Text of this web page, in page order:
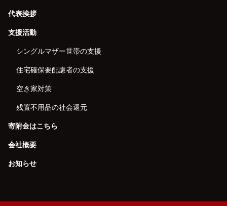
代表挨拶
支援活動
シングルマザー世帯の支援
住宅確保要配慮者の支援
空き家対策
残置不用品の社会還元
寄附金はこちら
会社概要
お知らせ